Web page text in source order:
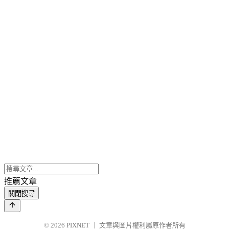
推薦文章
關閉搜尋
© 2026 PIXNET 文章與圖片權利屬原作者所有